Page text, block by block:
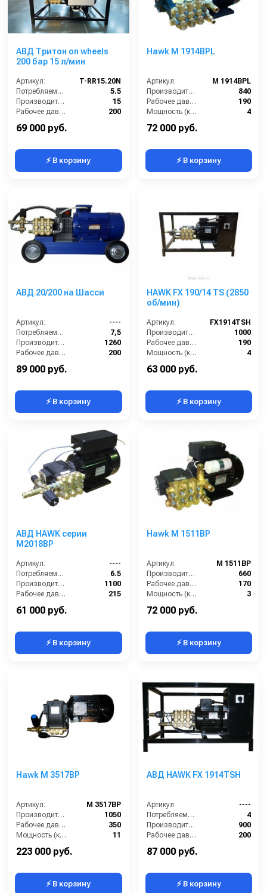
АВД Тритон on wheels
200 бар 15 л/мин
Артикул:
T-RR15.20N
Потребляемая мощность (кВт):
5.5
Производительность (л/мин):
15
Рабочее давление (бар):
200
Обороты двигателя (об/мин):
69 000 руб.
⚡ В корзину
Hawk M 1914BPL
Артикул:
M 1914BPL
Производительность (л/ч):
840
Рабочее давление (бар):
190
Мощность (кВт):
4
Электропитание (В):
72 000 руб.
⚡ В корзину
АВД 20/200 на Шасси
Артикул:
----
Потребляемая мощность (кВт):
7,5
Производительность (л/ч):
1260
Рабочее давление (бар):
200
Мощность (кВт):
89 000 руб.
⚡ В корзину
HAWK FX 190/14 TS (2850
об/мин)
Артикул:
FX1914TSH
Производительность (л/ч):
1000
Рабочее давление (бар):
190
Мощность (кВт):
4
Электропитание (В):
63 000 руб.
⚡ В корзину
АВД HAWK серии
M2018BP
Артикул:
----
Потребляемая мощность (кВт):
6.5
Производительность (л/ч):
1100
Рабочее давление (бар):
215
Мощность (кВт):
61 000 руб.
⚡ В корзину
Hawk M 1511BP
Артикул:
M 1511BP
Производительность (л/ч):
660
Рабочее давление (бар):
170
Мощность (кВт):
3
Электропитание (В):
72 000 руб.
⚡ В корзину
Hawk M 3517BP
Артикул:
M 3517BP
Производительность (л/ч):
1050
Рабочее давление (бар):
350
Мощность (кВт):
11
223 000 руб.
⚡ В корзину
АВД HAWK FX 1914TSH
Артикул:
----
Потребляемая мощность (кВт):
4
Производительность (л/ч):
900
Рабочее давление (бар):
200
Мощность (кВт):
87 000 руб.
⚡ В корзину